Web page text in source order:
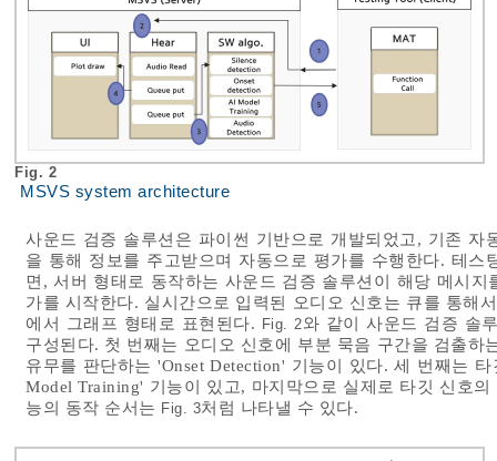
Fig. 2
MSVS system architecture
사운드 검증 솔루션은 파이썬 기반으로 개발되었고, 기존
을 통해 정보를 주고받으며 자동으로 평가를 수행한다. 테
면, 서버 형태로 동작하는 사운드 검증 솔루션이 해당 메시
가를 시작한다. 실시간으로 입력된 오디오 신호는 큐를 통해
에서 그래프 형태로 표현된다. Fig. 2와 같이 사운드 검증 솔
구성된다. 첫 번째는 오디오 신호에 부분 묵음 구간을 검출
유무를 판단하는 'Onset Detection' 기능이 있다. 세 번째는
Model Training' 기능이 있고, 마지막으로 실제로 타깃 신호
능의 동작 순서는 Fig. 3처럼 나타낼 수 있다.